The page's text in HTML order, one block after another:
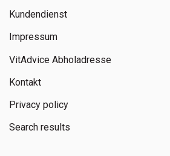
Kundendienst
Impressum
VitAdvice Abholadresse
Kontakt
Privacy policy
Search results